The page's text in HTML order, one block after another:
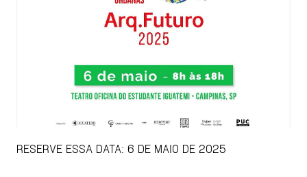
RESERVE ESSA DATA: 6 DE MAIO DE 2025